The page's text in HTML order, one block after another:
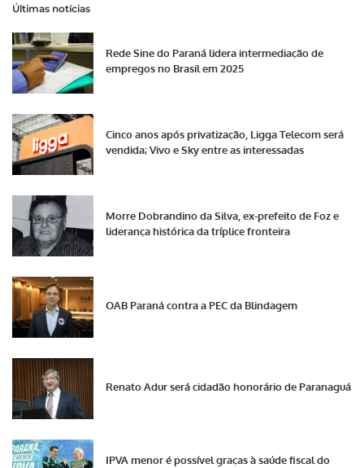
Últimas notícias
Rede Sine do Paraná lidera intermediação de
empregos no Brasil em 2025
Cinco anos após privatização, Ligga Telecom será
vendida; Vivo e Sky entre as interessadas
Morre Dobrandino da Silva, ex-prefeito de Foz e
liderança histórica da tríplice fronteira
OAB Paraná contra a PEC da Blindagem
Renato Adur será cidadão honorário de Paranaguá
IPVA menor é possível graças à saúde fiscal do